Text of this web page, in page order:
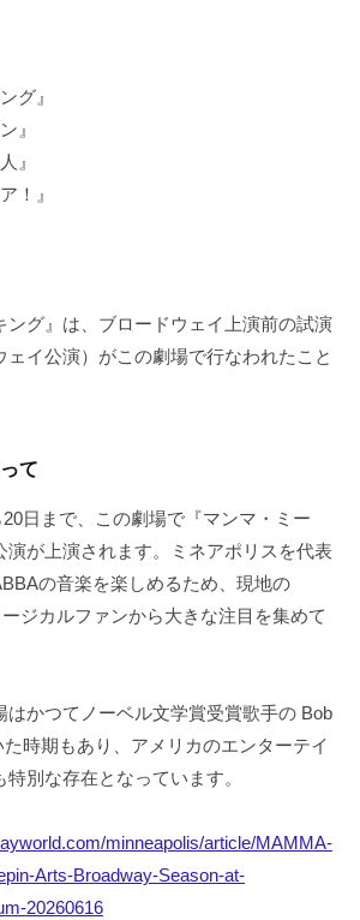
グ』
』
』
！』
ング』は、ブロードウェイ上演前の試演
ェイ公演）がこの劇場で行なわれたこと
て
日まで、この劇場で『マンマ・ミー
演が上演されます。ミネアポリスを代表
の音楽を楽しめるため、現地の
ジカルファンから大きな注目を集めて
はかつてノーベル文学賞受賞歌手の Bob
時期もあり、アメリカのエンターテイ
別な存在となっています。
minneapolis/article/MAMMA-
Arts-Broadway-Season-at-
20260616